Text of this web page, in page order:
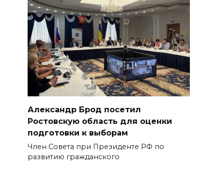
Александр Брод посетил
Ростовскую область для оценки
подготовки к выборам
Член Совета при Президенте РФ по
развитию гражданского